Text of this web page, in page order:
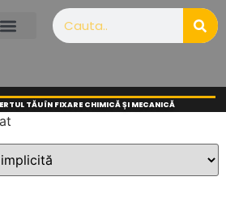
TĂU ÎN FIXARE CHIMICĂ ȘI MECANICĂ